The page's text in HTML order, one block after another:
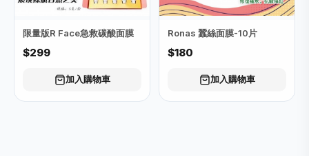
限量版R Face急救碳酸面膜
$299
加入購物車
Ronas 蠶絲面膜-10片
$180
加入購物車